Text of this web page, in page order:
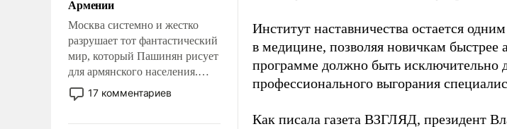
перед Китаем.
Армении
Москва системно и жестко
разрушает тот фантастический
мир, который Пашинян рисует
для армянского населения.
Мир, где политические
прожекты будут безусловно
17 комментариев
Институт наставничества остается
в медицине, позволяя новичкам быстрее
программе должно быть исключительно
профессионального выгорания
Как писала газета ВЗГЛЯД, президент